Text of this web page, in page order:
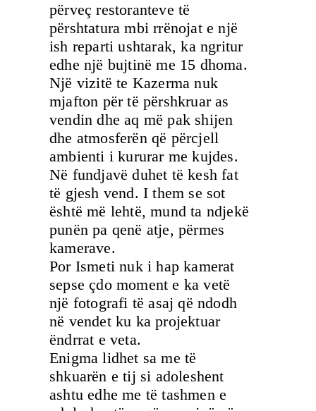
përveç restoranteve të
përshtatura mbi rrënojat e një
ish reparti ushtarak, ka ngritur
edhe një bujtinë me 15 dhoma.
Një vizitë te Kazerma nuk
mjafton për të përshkruar as
vendin dhe aq më pak shijen
dhe atmosferën që përcjell
ambienti i kururar me kujdes.
Në fundjavë duhet të kesh fat
të gjesh vend. I them se sot
është më lehtë, mund ta ndjekë
punën pa qenë atje, përmes
kamerave.
Por Ismeti nuk i hap kamerat
sepse çdo moment e ka vetë
një fotografi të asaj që ndodh
në vendet ku ka projektuar
ëndrrat e veta.
Enigma lidhet sa me të
shkuarën e tij si adoleshent
ashtu edhe me të tashmen e